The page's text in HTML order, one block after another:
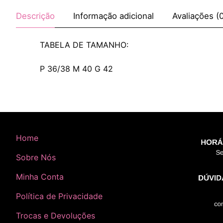
Descrição Informação adicional Avaliações
TABELA DE TAMANHO:
P 36/38 M 40 G 42
Home
Sobre Nós
Minha Conta
Política de Privacidade
Trocas e Devoluções